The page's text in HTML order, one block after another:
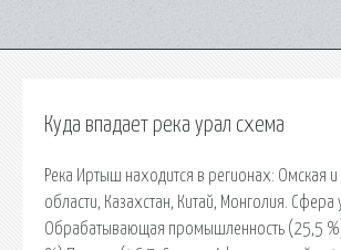
Куда впадает река урал схема
Река Иртыш находится в регионах: Омская
области, Казахстан, Китай, Монголия. Сфера
Обрабатывающая промышленность (25,5